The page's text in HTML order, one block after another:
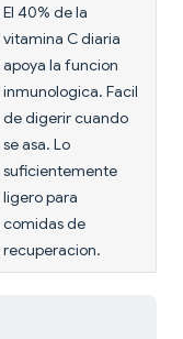
El 40% de la
vitamina C diaria
apoya la funcion
inmunologica. Facil
de digerir cuando
se asa. Lo
suficientemente
ligero para
comidas de
recuperacion.